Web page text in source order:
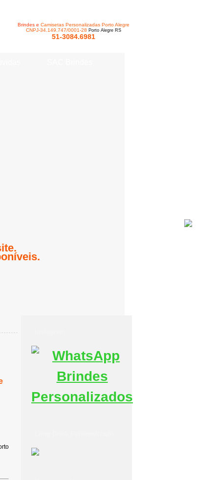
Brindes e Camisetas Personalizadas Porto Alegre
CNPJ-34.149.747/0001-28 Porto Alegre RS
51-3084.6981